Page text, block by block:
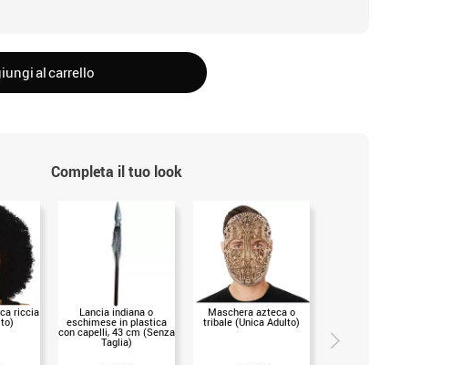
al carrello
Completa il tuo look
riccia Lancia indiana o
eschimese in plastica
con capelli, 43 cm (Senza
Taglia)
Maschera azteca o
tribale (Unica Adulto)